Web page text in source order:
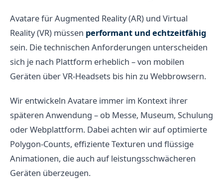
Avatare für Augmented Reality (AR) und Virtual
Reality (VR) müssen performant und echtzeitfähig
sein. Die technischen Anforderungen unterscheiden
sich je nach Plattform erheblich – von mobilen
Geräten über VR-Headsets bis hin zu Webbrowsern.
Wir entwickeln Avatare immer im Kontext ihrer
späteren Anwendung – ob Messe, Museum, Schulung
oder Webplattform. Dabei achten wir auf optimierte
Polygon-Counts, effiziente Texturen und flüssige
Animationen, die auch auf leistungsschwächeren
Geräten überzeugen.